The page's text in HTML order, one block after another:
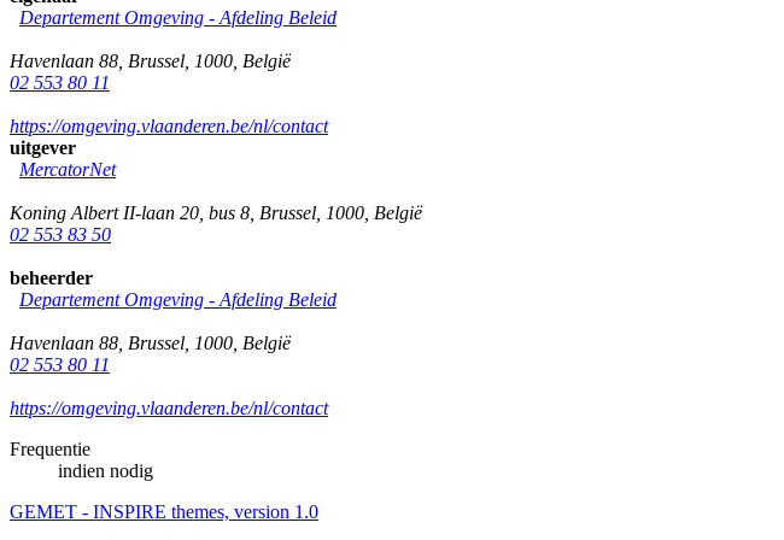
Departement Omgeving - Afdeling Beleid
Havenlaan 88 Brussel 1000 België
02 553 80 11
https://omgeving.vlaanderen.be/nl/contact
uitgever
MercatorNet
Koning Albert II-laan 20, bus 8 Brussel 1000 België
02 553 83 50
beheerder
Departement Omgeving - Afdeling Beleid
Havenlaan 88 Brussel 1000 België
02 553 80 11
https://omgeving.vlaanderen.be/nl/contact
Frequentie
indien nodig
GEMET - INSPIRE themes, version 1.0